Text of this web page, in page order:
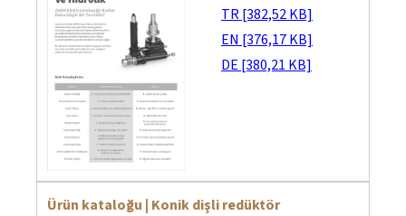
TR [382,52 KB]
EN [376,17 KB]
DE [380,21 KB]
Ürün kataloğu | Konik dişli redüktör